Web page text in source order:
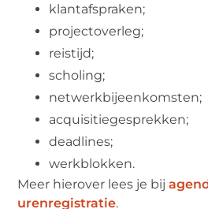
klantafspraken;
projectoverleg;
reistijd;
scholing;
netwerkbijeenkomsten;
acquisitiegesprekken;
deadlines;
werkblokken.
Meer hierover lees je bij
urenregistratie.